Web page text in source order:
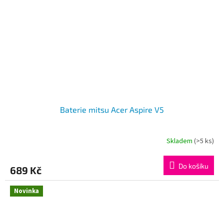
Baterie mitsu Acer Aspire V5
Skladem (>5 ks)
689 Kč Do košíku
Novinka